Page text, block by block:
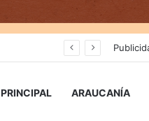
PRINCIPAL ARAUCANÍA